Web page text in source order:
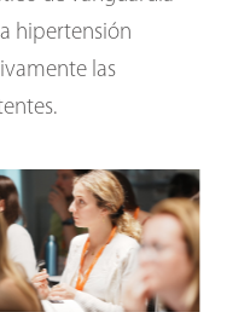
hipertensión
las